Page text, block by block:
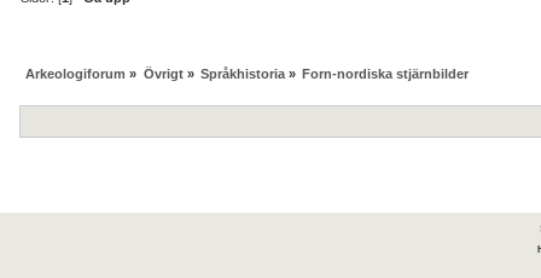
Arkeologiforum » Övrigt» Språkhistoria» Forn-nordiska stjärnbilder